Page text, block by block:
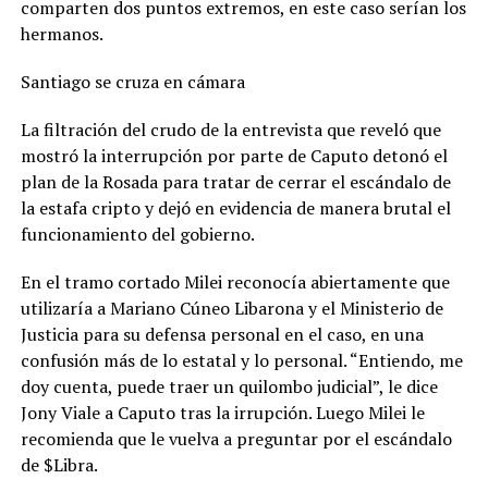
comparten dos puntos extremos, en este caso serían los
hermanos.
Santiago se cruza en cámara
La filtración del crudo de la entrevista que reveló que
mostró la interrupción por parte de Caputo detonó el
plan de la Rosada para tratar de cerrar el escándalo de
la estafa cripto y dejó en evidencia de manera brutal el
funcionamiento del gobierno.
En el tramo cortado Milei reconocía abiertamente que
utilizaría a Mariano Cúneo Libarona y el Ministerio de
Justicia para su defensa personal en el caso, en una
confusión más de lo estatal y lo personal. “Entiendo, me
doy cuenta, puede traer un quilombo judicial”, le dice
Jony Viale a Caputo tras la irrupción. Luego Milei le
recomienda que le vuelva a preguntar por el escándalo
de $Libra.